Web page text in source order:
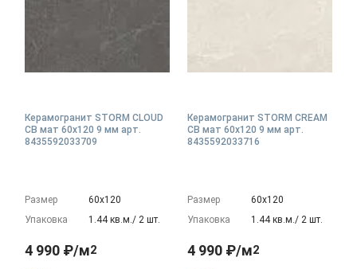
Керамогранит STORM CLOUD
CB мат 60x120 9 мм арт.
8435592033709
Размер
60х120
Упаковка
1.44 кв.м./ 2 шт.
4 990 ₽/м2
Керамогранит STORM CREAM
CB мат 60x120 9 мм арт.
8435592033716
Размер
60х120
Упаковка
1.44 кв.м./ 2 шт.
4 990 ₽/м2